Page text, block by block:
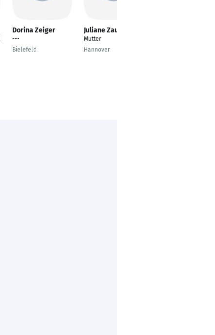
Dorina Zeiger
---
Bielefeld
Juliane Zaum
Mutter
Hannover